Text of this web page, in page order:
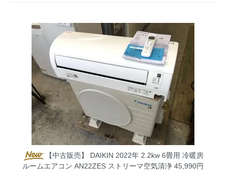
【中古販売】 DAIKIN 2022年 2.2kw 6畳用 冷暖房
ルームエアコン AN22ZES ストリーマ空気清浄45,990円